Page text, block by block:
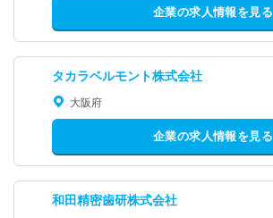
企業の求人情報を見る
タカラベルモント株式会社
大阪府
企業の求人情報を見る
和田精密歯研株式会社